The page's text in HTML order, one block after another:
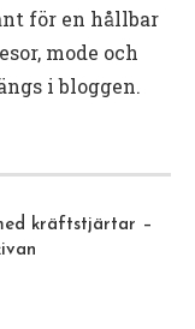
för en hållbar
mode och
i bloggen.
kräftstjärtar –